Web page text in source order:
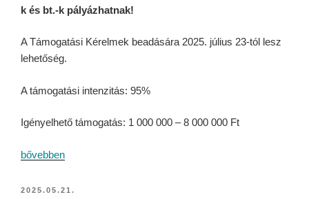
k és bt.-k pályázhatnak!
A Támogatási Kérelmek beadására 2025. július 23-tól lesz
lehetőség.
A támogatási intenzitás: 95%
Igényelhető támogatás: 1 000 000 – 8 000 000 Ft
bővebben
2025.05.21.